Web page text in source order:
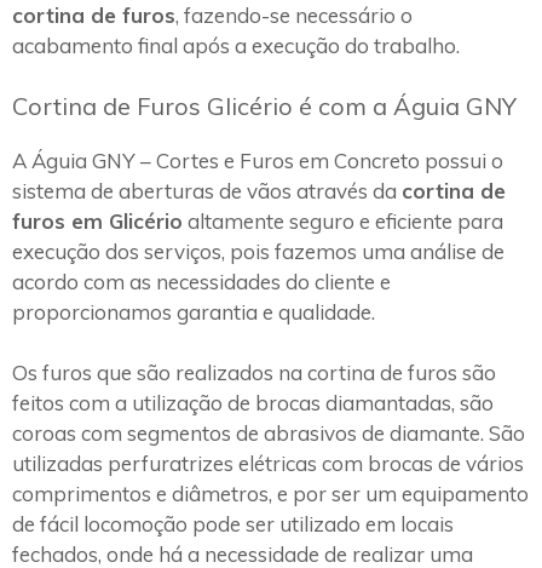
cortina de furos, fazendo-se necessário o
acabamento final após a execução do trabalho.
Cortina de Furos Glicério é com a Águia GNY
A Águia GNY – Cortes e Furos em Concreto possui o
sistema de aberturas de vãos através da cortina de
furos em Glicério altamente seguro e eficiente para
execução dos serviços, pois fazemos uma análise de
acordo com as necessidades do cliente e
proporcionamos garantia e qualidade.
Os furos que são realizados na cortina de furos são
feitos com a utilização de brocas diamantadas, são
coroas com segmentos de abrasivos de diamante. São
utilizadas perfuratrizes elétricas com brocas de vários
comprimentos e diâmetros, e por ser um equipamento
de fácil locomoção pode ser utilizado em locais
fechados, onde há a necessidade de realizar uma